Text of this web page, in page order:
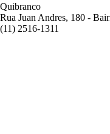
Quibranco
Rua Juan Andres, 180 -
(11) 2516-1311